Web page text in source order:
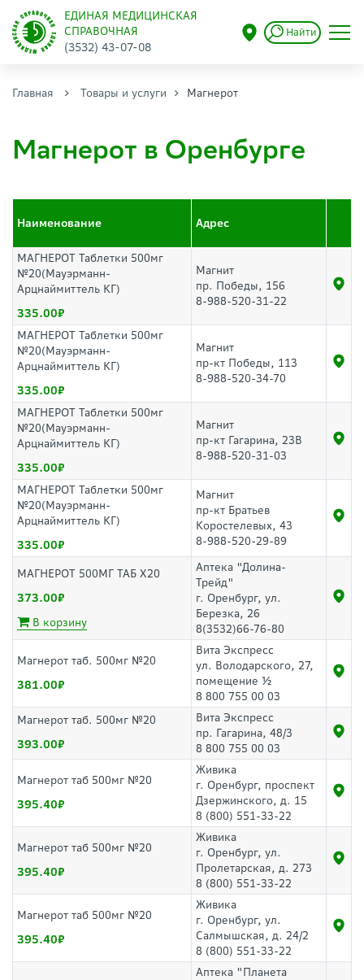
ЕДИНАЯ МЕДИЦИНСКАЯ
СПРАВОЧНАЯ
(3532) 43-07-08
Найти
Главная Товары и услуги Магнерот
Магнерот в Оренбурге
Наименование Адрес
МАГНЕРОТ Таблетки 500мг
№20(Мауэрманн-
Арцнаймиттель КГ)
335.00
Магнит
пр. Победы, 156
8-988-520-31-22
МАГНЕРОТ Таблетки 500мг
№20(Мауэрманн-
Арцнаймиттель КГ)
335.00
Магнит
пр-кт Победы, 113
8-988-520-34-70
МАГНЕРОТ Таблетки 500мг
№20(Мауэрманн-
Арцнаймиттель КГ)
335.00
Магнит
пр-кт Гагарина, 23В
8-988-520-31-03
МАГНЕРОТ Таблетки 500мг
№20(Мауэрманн-
Арцнаймиттель КГ)
335.00
Магнит
пр-кт Братьев
Коростелевых, 43
8-988-520-29-89
МАГНЕРОТ 500МГ ТАБ Х20
373.00
В корзину
Аптека "Долина-
Трейд"
г. Оренбург, ул.
Березка, 26
8(3532)66-76-80
Магнерот таб. 500мг №20
381.00
Вита Экспресс
ул. Володарского, 27,
помещение ½
8 800 755 00 03
Магнерот таб. 500мг №20
393.00
Вита Экспресс
пр. Гагарина, 48/3
8 800 755 00 03
Магнерот таб 500мг №20
395.40
Живика
г. Оренбург, проспект
Дзержинского, д. 15
8 (800) 551-33-22
Магнерот таб 500мг №20
395.40
Живика
г. Оренбург, ул.
Пролетарская, д. 273
8 (800) 551-33-22
Магнерот таб 500мг №20
395.40
Живика
г. Оренбург, ул.
Салмышская, д. 24/2
8 (800) 551-33-22
Аптека "Планета